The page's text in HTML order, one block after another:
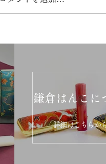
鎌倉はんこに
詳細はこちらか